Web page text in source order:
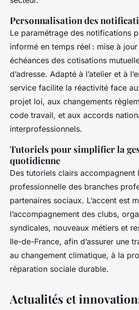
Personnalisation des
Le paramétrage des notifications
informé en temps réel : mise à
échéances des cotisations
d’adresse. Adapté à l’atelier et à
service facilite la réactivité face
projet loi, aux changements
code travail, et aux accords
interprofessionnels.
Tutoriels pour simplifier la
quotidienne
Des tutoriels clairs accompagnent
professionnelle des branches
partenaires sociaux. L’accent est
l’accompagnement des clubs,
syndicales, nouveaux métiers et
Ile-de-France, afin d’assurer une
au changement climatique, à la
réparation sociale durable.
Actualités et